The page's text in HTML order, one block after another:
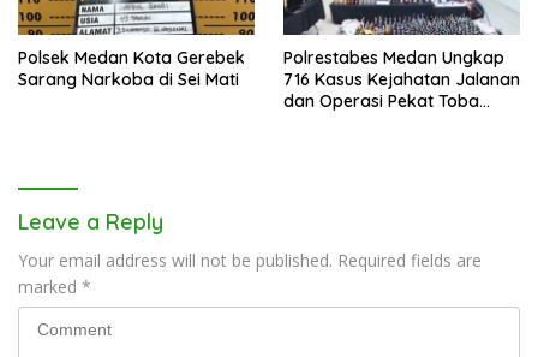
Polsek Medan Kota Gerebek
Sarang Narkoba di Sei Mati
Polrestabes Medan Ungkap
716 Kasus Kejahatan Jalanan
dan Operasi Pekat Toba
Leave a Reply
Your email address will not be published. Required fields are
marked *